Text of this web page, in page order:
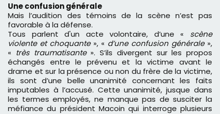
Une confusion générale
Mais l’audition des témoins de la scène n’est pas
favorable à la défense.
Tous parlent d'un acte volontaire, d’une « scène
violente et choquante», « d’une confusion générale»,
« très traumatisante». S’ils divergent sur les propos
échangés entre le prévenu et la victime avant le
drame et sur la présence ou non du frère de la victime,
ils sont d’une belle unanimité concernant les faits
imputables à l’accusé. Cette unanimité, jusque dans
les termes employés, ne manque pas de susciter la
méfiance du président Macoin qui interroge plusieurs